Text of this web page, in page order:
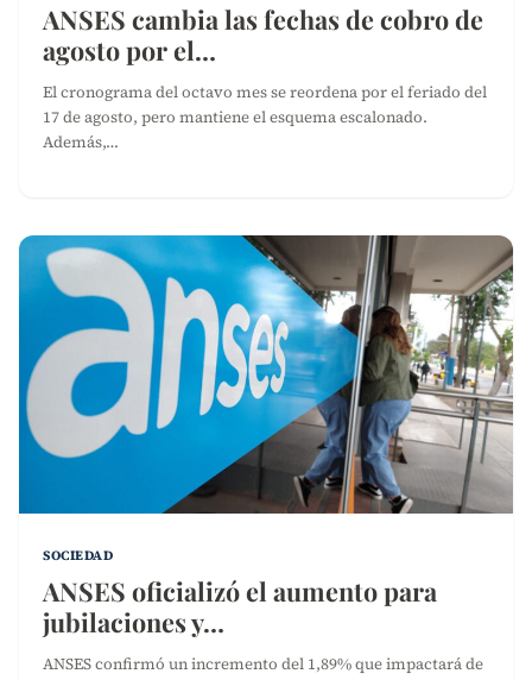
ANSES cambia las fechas de cobro de
agosto por el…
El cronograma del octavo mes se reordena por el feriado del
17 de agosto, pero mantiene el esquema escalonado.
Además,…
SOCIEDAD
ANSES oficializó el aumento para
jubilaciones y…
ANSES confirmó un incremento del 1,89% que impactará de